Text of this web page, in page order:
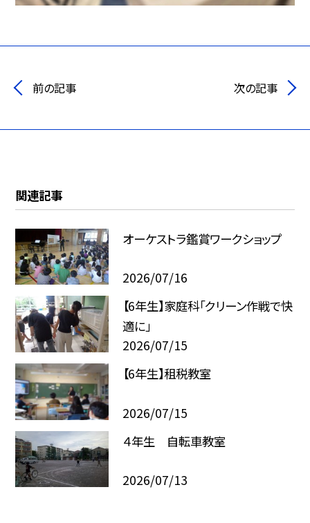
前の記事 次の記事
関連記事
オーケストラ鑑賞ワークショップ
2026/07/16
【6年生】家庭科「クリーン作戦で快
適に」
2026/07/15
【6年生】租税教室
2026/07/15
４年生 自転車教室
2026/07/13